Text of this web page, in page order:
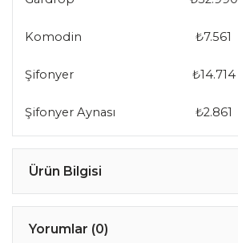
Komodin ₺7.561
Şifonyer ₺14.714
Şifonyer Aynası ₺2.861
Ürün Bilgisi
Yorumlar (0)